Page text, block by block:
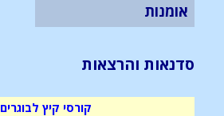
אומנות
סדנאות והרצאות
קורסי קיץ לבוגרים